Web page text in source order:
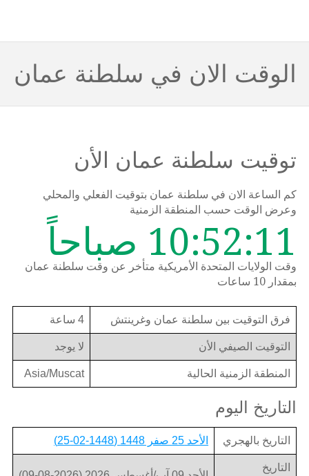
الوقت الان في سلطنة عمان
توقيت سلطنة عمان الأن
كم الساعة الان في سلطنة عمان بتوقيت الفعلي والمحلي
وعرض الوقت حسب المنطقة الزمنية
10:52:11 صباحاً
وقت الولايات المتحدة الأمريكية متأخر عن وقت سلطنة عمان
بمقدار 10 ساعات
فرق التوقيت بين سلطنة عمان وغرينتش 4 ساعة
التوقيت الصيفي الأن لا يوجد
المنطقة الزمنية الحالية Asia/Muscat
التاريخ اليوم
التاريخ بالهجري الأحد 25 صفر 1448 (1448-02-25)
التاريخ